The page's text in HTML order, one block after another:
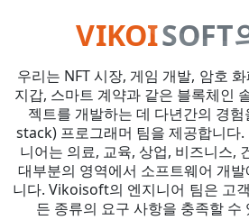
VIKOISOFT
우리는 NFT 시장, 게임 개발, 암호
지갑, 스마트 계약과 같은 블록체인
젝트를 개발하는 데 다년간의 경
stack) 프로그래머 팀을 제공합니다
니어는 의료, 교육, 상업, 비즈니스,
대부분의 영역에서 소프트웨어 개
니다. Vikoisoft의 엔지니어 팀은 고
든 종류의 요구 사항을 충족할 수